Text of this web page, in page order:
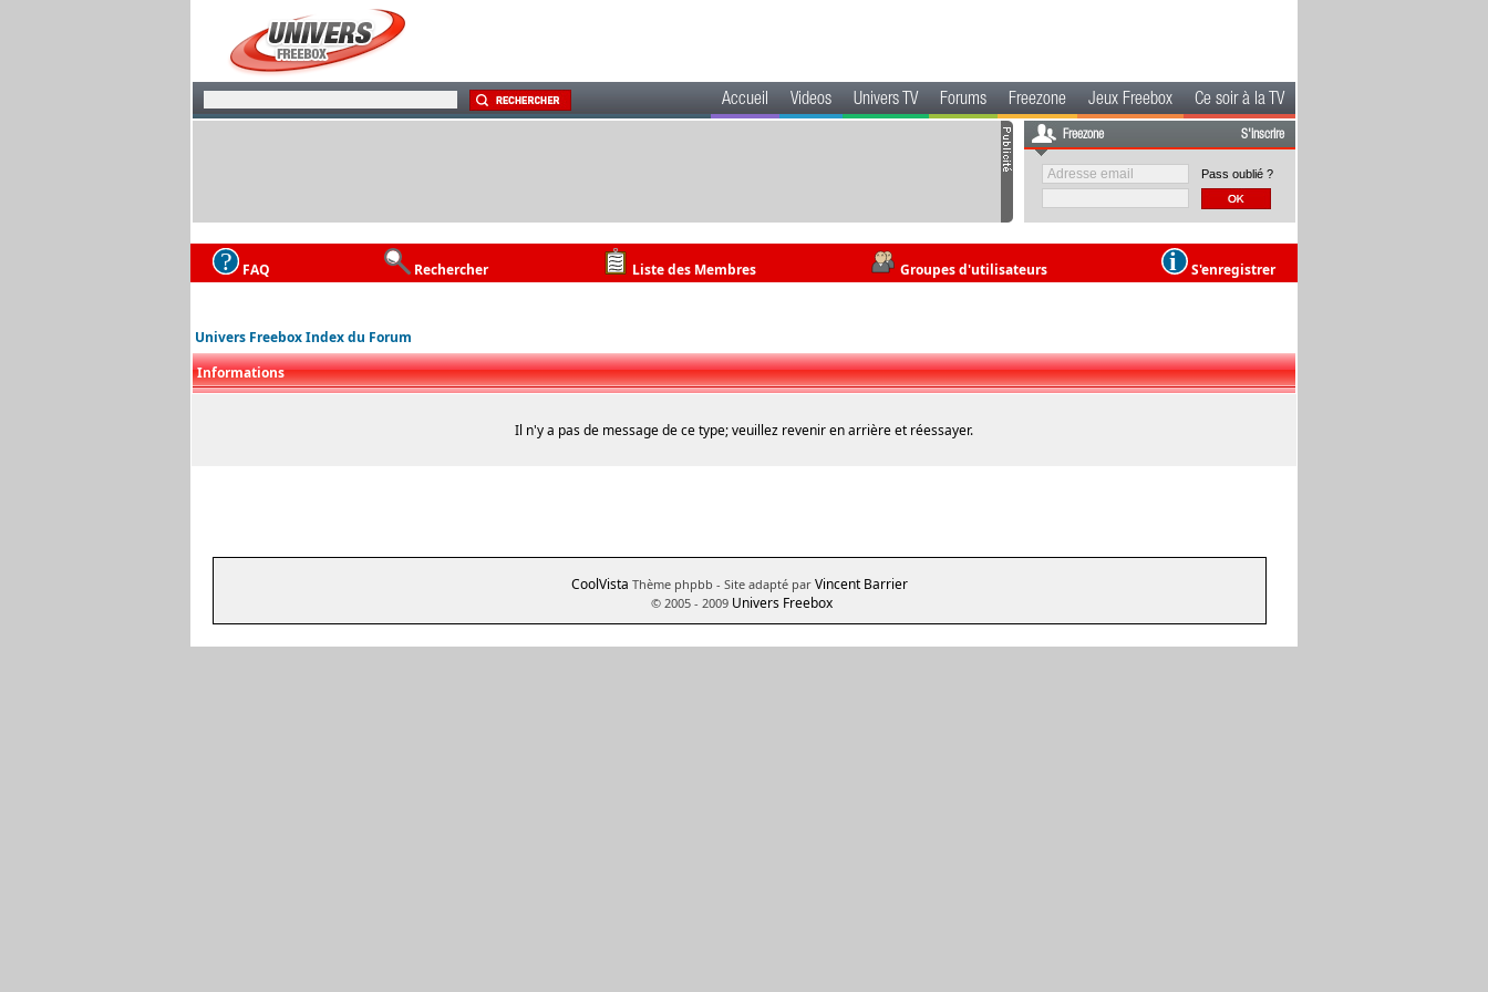
Accueil Videos Univers TV Forums Freezone Jeux Freebox Ce soir à la TV
Freezone S'inscrire
Pass oublié ?
FAQ Rechercher Liste des Membres Groupes d'utilisateurs S'enregistrer
Univers Freebox Index du Forum
Informations
Il n'y a pas de message de ce type; veuillez revenir en arrière et réessayer.
CoolVista Thème phpbb - Site adapté par Vincent Barrier
© 2005 - 2009 Univers Freebox